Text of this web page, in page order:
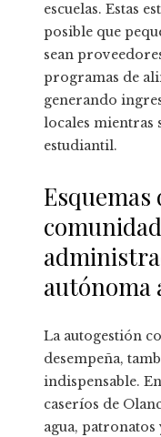
escuelas. Estas
posible que
sean
programas de
generando
locales mientras
estudiantil.
Esquemas
autónoma
La autogestión
desempeña,
indispensable.
caseríos de
agua,